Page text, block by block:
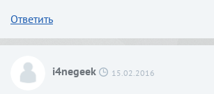
Ответить
i4negeek 15.02.2016